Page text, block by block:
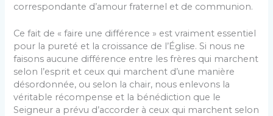
correspondante d’amour fraternel et de communion.
Ce fait de « faire une différence » est vraiment essentiel
pour la pureté et la croissance de l’Église. Si nous ne
faisons aucune différence entre les frères qui marchent
selon l’esprit et ceux qui marchent d’une manière
désordonnée, ou selon la chair, nous enlevons la
véritable récompense et la bénédiction que le
Seigneur a prévu d’accorder à ceux qui marchent selon